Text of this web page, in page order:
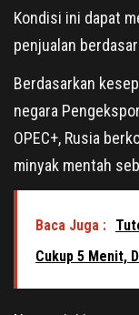
Kondisi ini dapat
penjualan
Berdasarkan
negara
OPEC+, Rusia
minyak mentah
Baca Juga :
Cukup 5 Menit,